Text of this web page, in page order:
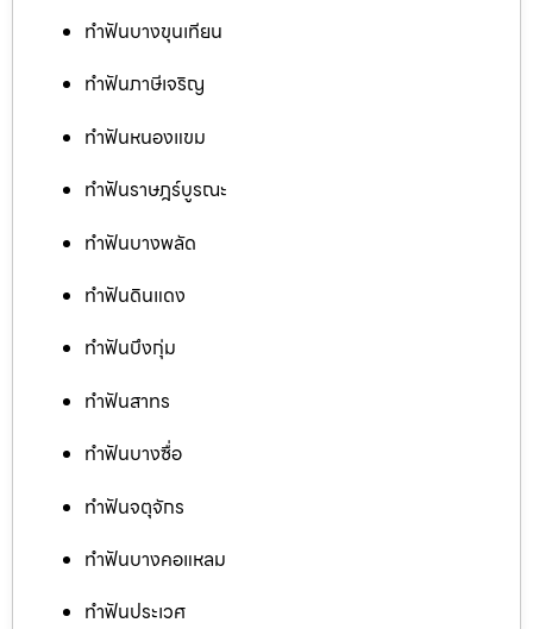
ทำฟันบางขุนเทียน
ทำฟันภาษีเจริญ
ทำฟันหนองแขม
ทำฟันราษฎร์บูรณะ
ทำฟันบางพลัด
ทำฟันดินแดง
ทำฟันบึงกุ่ม
ทำฟันสาทร
ทำฟันบางซื่อ
ทำฟันจตุจักร
ทำฟันบางคอแหลม
ทำฟันประเวศ